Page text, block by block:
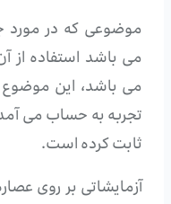
موضوعی که در مورد
می باشد استفاده
می باشد، این
تجربه به حساب می آمد
ثابت کرده است.
آزمایشاتی بر روی